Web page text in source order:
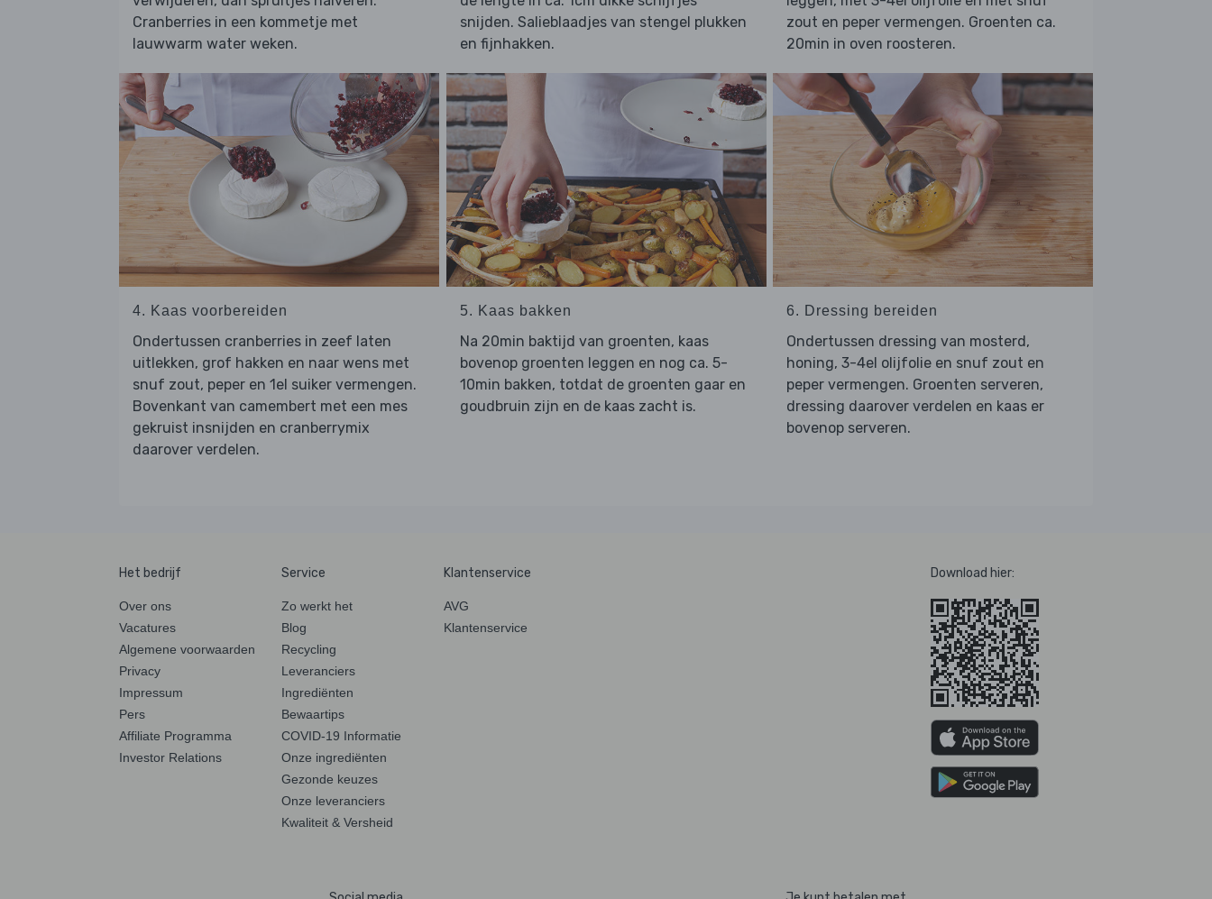
Cranberries in een kommetje met
lauwwarm water weken.
snijden. Salieblaadjes van stengel plukken
en fijnhakken.
zout en peper vermengen. Groenten ca.
20min in oven roosteren.
4. Kaas voorbereiden
Ondertussen cranberries in zeef laten
uitlekken, grof hakken en naar wens met
snuf zout, peper en 1el suiker vermengen.
Bovenkant van camembert met een mes
gekruist insnijden en cranberrymix
daarover verdelen.
5. Kaas bakken
Na 20min baktijd van groenten, kaas
bovenop groenten leggen en nog ca. 5-
10min bakken, totdat de groenten gaar en
goudbruin zijn en de kaas zacht is.
6. Dressing bereiden
Ondertussen dressing van mosterd,
honing, 3-4el olijfolie en snuf zout en
peper vermengen. Groenten serveren,
dressing daarover verdelen en kaas er
bovenop serveren.
Het bedrijf
Over ons
Vacatures
Algemene voorwaarden
Privacy
Impressum
Pers
Affiliate Programma
Investor Relations
Service
Zo werkt het
Blog
Recycling
Leveranciers
Ingrediënten
Bewaartips
COVID-19 Informatie
Onze ingrediënten
Gezonde keuzes
Onze leveranciers
Kwaliteit & Versheid
Klantenservice
AVG
Klantenservice
Download hier: